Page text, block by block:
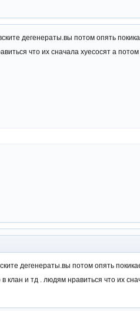
дегенераты.вы потом опять
что их сначала хуесосят а потом
дегенераты.вы потом опять
клан и тд . людям нравиться что их